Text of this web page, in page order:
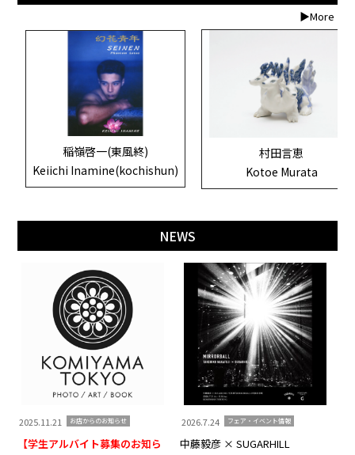
▶More
稲嶺啓一(東風終)
Keiichi Inamine(kochishun)
村田言恵
Kotoe Murata
NEWS
2025.11.21 お店からのお知らせ
【学生アルバイト募集のお知ら
2026.7.24 フェア・イベント情報
中藤毅彦 × SUGARHILL